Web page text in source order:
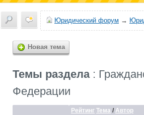
Юридический форум →
Новая тема
Темы раздела:
Федерации
Рейтинг Тема / Автор